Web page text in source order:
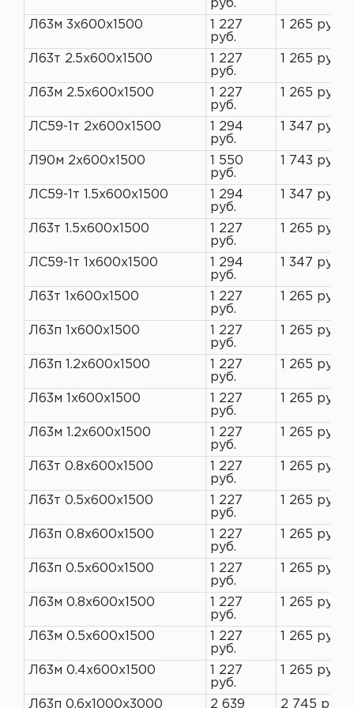
руб.
Л63м 3х600х1500
1 227
руб.
1 265 руб.
Л63т 2.5х600х1500
1 227
руб.
1 265 руб.
Л63м 2.5х600х1500
1 227
руб.
1 265 руб.
ЛС59-1т 2х600х1500
1 294
руб.
1 347 руб.
Л90м 2х600х1500
1 550
руб.
1 743 руб.
ЛС59-1т 1.5х600х1500
1 294
руб.
1 347 руб.
Л63т 1.5х600х1500
1 227
руб.
1 265 руб.
ЛС59-1т 1х600х1500
1 294
руб.
1 347 руб.
Л63т 1х600х1500
1 227
руб.
1 265 руб.
Л63п 1х600х1500
1 227
руб.
1 265 руб.
Л63п 1.2х600х1500
1 227
руб.
1 265 руб.
Л63м 1х600х1500
1 227
руб.
1 265 руб.
Л63м 1.2х600х1500
1 227
руб.
1 265 руб.
Л63т 0.8х600х1500
1 227
руб.
1 265 руб.
Л63т 0.5х600х1500
1 227
руб.
1 265 руб.
Л63п 0.8х600х1500
1 227
руб.
1 265 руб.
Л63п 0.5х600х1500
1 227
руб.
1 265 руб.
Л63м 0.8х600х1500
1 227
руб.
1 265 руб.
Л63м 0.5х600х1500
1 227
руб.
1 265 руб.
Л63м 0.4х600х1500
1 227
руб.
1 265 руб.
Л63п 0.6х1000х3000
2 639
2 745 руб.